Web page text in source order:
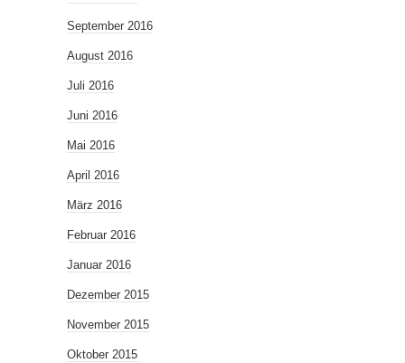
September 2016
August 2016
Juli 2016
Juni 2016
Mai 2016
April 2016
März 2016
Februar 2016
Januar 2016
Dezember 2015
November 2015
Oktober 2015